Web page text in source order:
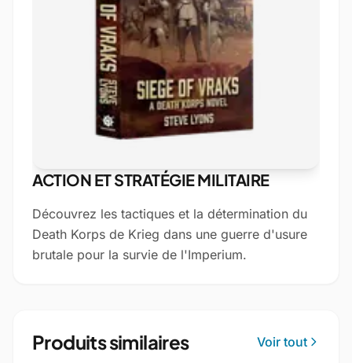
ACTION ET STRATÉGIE MILITAIRE
Découvrez les tactiques et la détermination du
Death Korps de Krieg dans une guerre d'usure
brutale pour la survie de l'Imperium.
Produits similaires Voir tout